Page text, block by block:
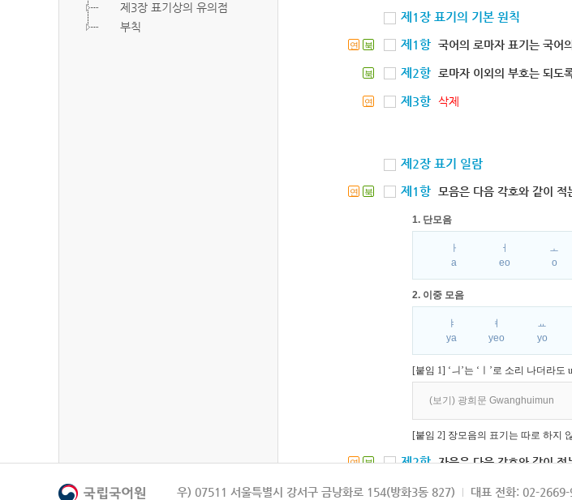
제3장 표기상의 유의점
부칙
제1장 표기의 기본 원칙
연 북 제1항 국어의 로마자 표기는 국어
북 제2항 로마자 이외의 부호는 되도
연 제3항 삭제
제2장 표기 일람
연 북 제1항 모음은 다음 각호와 같이 적
1. 단모음
ㅏ
a
ㅓ
eo
ㅗ
o
2. 이중 모음
ㅑ
ya
ㅕ
yeo
ㅛ
yo
[붙임 1] ‘ㅢ’는 ‘ㅣ’로 소리 나더라도
(보기) 광희문 Gwanghuimun
[붙임 2] 장모음의 표기는 따로 하지
연 북 제2항 자음은 다음 각호와 같이 적
1. 파열음
우) 07511 서울특별시 강서구 금낭화로 154(방화3동 827) 대표 전화: 02-